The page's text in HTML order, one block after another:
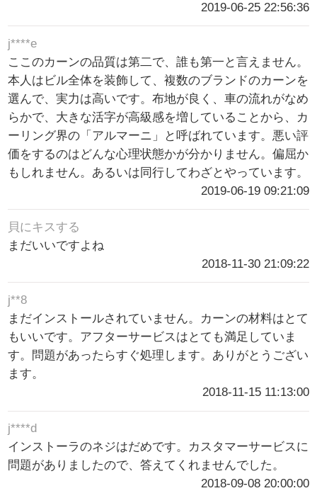
2019-06-25 22:56:36
j****e
ここのカーンの品質は第二で、誰も第一と言えません。
本人はビル全体を装飾して、複数のブランドのカーンを
選んで、実力は高いです。布地が良く、車の流れがなめ
らかで、大きな活字が高級感を増していることから、カ
ーリング界の「アルマーニ」と呼ばれています。悪い評
価をするのはどんな心理状態かが分かりません。偏屈か
もしれません。あるいは同行してわざとやっています。
2019-06-19 09:21:09
貝にキスする
まだいいですよね
2018-11-30 21:09:22
j**8
まだインストールされていません。カーンの材料はとて
もいいです。アフターサービスはとても満足していま
す。問題があったらすぐ処理します。ありがとうござい
ます。
2018-11-15 11:13:00
j****d
インストーラのネジはだめです。カスタマーサービスに
問題がありましたので、答えてくれませんでした。
2018-09-08 20:00:00